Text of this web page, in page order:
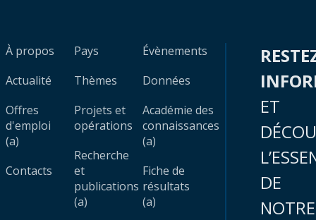
À propos
Actualité
Offres
d'emploi
(a)
Contacts
Pays
Thèmes
Projets et
opérations
Recherche
et
publications
(a)
Évènements
Données
Académie des
connaissances
(a)
Fiche de
résultats
(a)
ET
DE
NOTRE